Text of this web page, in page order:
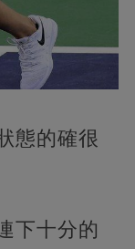
態的確很
下十分的